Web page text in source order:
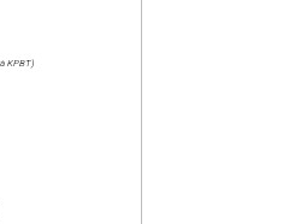
KPBT)